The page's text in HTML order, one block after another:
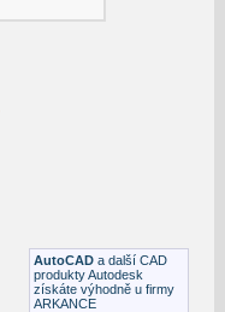
AutoCAD a další CAD
produkty Autodesk
získáte výhodně u firmy
ARKANCE